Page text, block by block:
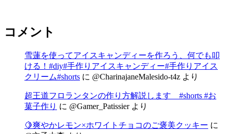
コメント
雪蓮を使ってアイスキャンディーを作ろう、何でも叩
ける！#diy#手作りアイスキャンディー#手作りアイス
クリーム#shorts に @CharinajaneMalesido-t4z より
超王道フロランタンの作り方解説します #shorts #お
菓子作り に @Gamer_Patissierより
🍋爽やかレモン×ホワイトチョコのご褒美クッキー に